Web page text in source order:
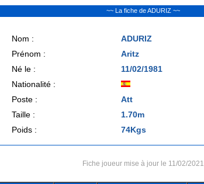
~~ La fiche de ADURIZ ~~
Nom : ADURIZ
Prénom :
Aritz
Né le :
11/02/1981
Nationalité :
Poste :
Att
Taille :
1.70m
Poids :
74Kgs
Fiche joueur mise à jour le 11/02/2021